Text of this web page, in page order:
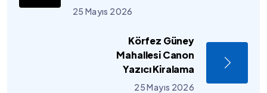
25 Mayıs 2026
Körfez Güney
Mahallesi Canon
Yazıcı Kiralama
25 Mayıs 2026